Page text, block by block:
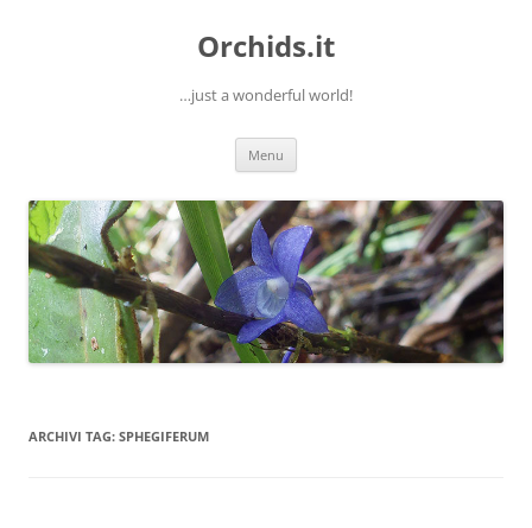
Orchids.it
…just a wonderful world!
Menu
ARCHIVI TAG: SPHEGIFERUM